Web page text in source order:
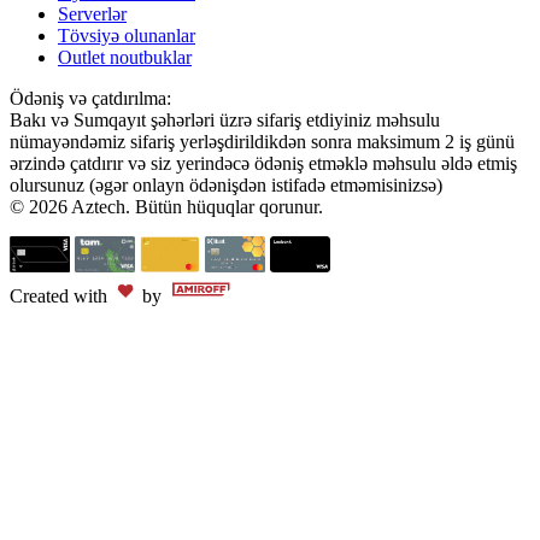
Serverlər
Tövsiyə olunanlar
Outlet noutbuklar
Ödəniş və çatdırılma:
Bakı və Sumqayıt şəhərləri üzrə sifariş etdiyiniz məhsulu
nümayəndəmiz sifariş yerləşdirildikdən sonra maksimum 2 iş günü
ərzində çatdırır və siz yerindəcə ödəniş etməklə məhsulu əldə etmiş
olursunuz (əgər onlayn ödənişdən istifadə etməmisinizsə)
© 2026 Aztech. Bütün hüquqlar qorunur.
Created with by